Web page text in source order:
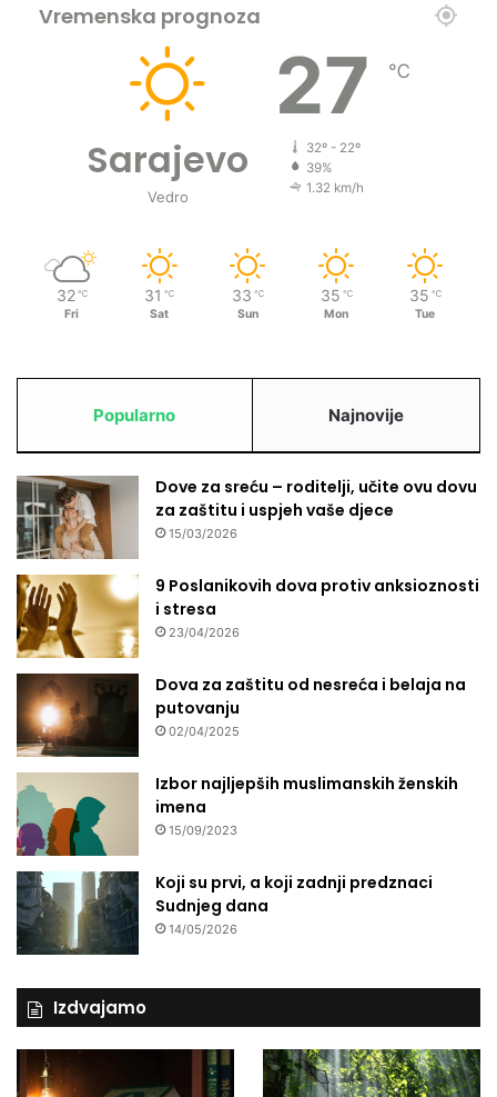
Vremenska prognoza
Sarajevo
Vedro
27 ℃
32º - 22º
39%
1.32 km/h
32 ℃
Fri
31 ℃
Sat
33 ℃
Sun
35 ℃
Mon
35 ℃
Tue
Popularno Najnovije
Dove za sreću – roditelji, učite ovu dovu
za zaštitu i uspjeh vaše djece
15/03/2026
9 Poslanikovih dova protiv anksioznosti
i stresa
23/04/2026
Dova za zaštitu od nesreća i belaja na
putovanju
02/04/2025
Izbor najljepših muslimanskih ženskih
imena
15/09/2023
Koji su prvi, a koji zadnji predznaci
Sudnjeg dana
14/05/2026
Izdvajamo